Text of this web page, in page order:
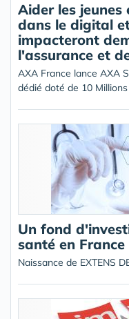
Aider les
dans le digital
impacteront
l'assurance et
AXA France lance AXA
dédié doté de 10
Un fond
santé en France
Naissance de EXTENS